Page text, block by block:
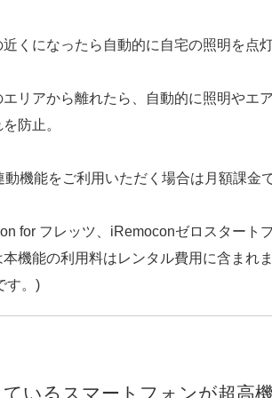
近くになったら自動的に自宅の照明を点
エリアから離れたら、自動的に照明やエ
防止。
機能をご利用いただく場合は月額課金
for フレッツ、iRemoconゼロスタート
本機能の利用料はレンタル費用に含まれ
す。)
いるスマートフォンが超高